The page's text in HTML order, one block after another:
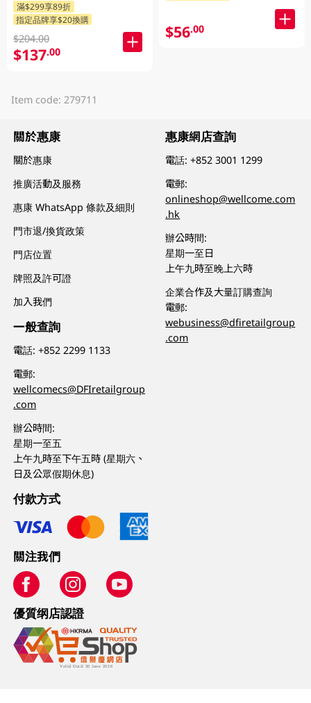
滿$299享89折
指定品牌享$20換購
$204.00
$137.00
$56.00
Item code: 279711
關於惠康
關於惠康
推廣活動及服務
惠康 WhatsApp 條款及細則
門市退/換貨政策
門店位置
牌照及許可證
加入我們
一般查詢
電話:+852 2299 1133
電郵:
wellcomecs@DFIretailgroup
.com
辦公時間:
星期一至五
上午九時至下午五時 (星期六、
日及公眾假期休息)
惠康網店查詢
電話:+852 3001 1299
電郵:
onlineshop@wellcome.com
.hk
辦公時間:
星期一至日
上午九時至晚上六時
企業合作及大量訂購查詢
電郵:
webusiness@dfiretailgroup
.com
付款方式
關注我們
優質纲店認證